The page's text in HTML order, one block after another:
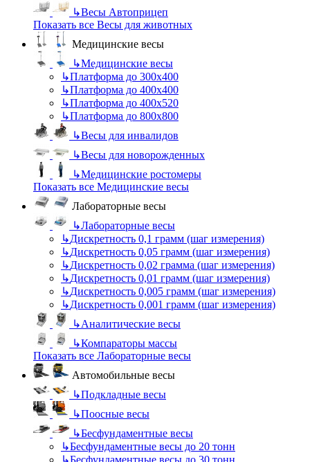
↳Весы Автоприцеп
Показать все Весы для животных
Медицинские весы
↳Медицинские весы
↳Платформа до 300х400
↳Платформа до 400х400
↳Платформа до 400х520
↳Платформа до 800х800
↳Весы для инвалидов
↳Весы для новорожденных
↳Медицинские ростомеры
Показать все Медицинские весы
Лабораторные весы
↳Лабораторные весы
↳Дискретность 0,1 грамм (шаг измерения)
↳Дискретность 0,05 грамм (шаг измерения)
↳Дискретность 0,02 грамма (шаг измерения)
↳Дискретность 0,01 грамм (шаг измерения)
↳Дискретность 0,005 грамм (шаг измерения)
↳Дискретность 0,001 грамм (шаг измерения)
↳Аналитические весы
↳Компараторы массы
Показать все Лабораторные весы
Автомобильные весы
↳Подкладные весы
↳Поосные весы
↳Бесфундаментные весы
↳Бесфундаментные весы до 20 тонн
↳Бесфундаментные весы до 30 тонн